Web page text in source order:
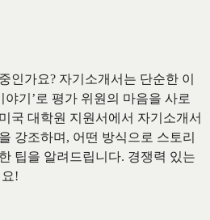
인가요? 자기소개서는 단순한 이
기 ’ 로 평가 위원의 마음을 사로
미국 대학원 지원서에서 자기소개서
강조하며 , 어떤 방식으로 스토리
팁을 알려드립니다. 경쟁력 있는
!